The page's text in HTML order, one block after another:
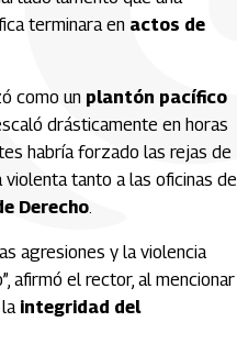
terminara en actos de
como un plantón pacífico
drásticamente en horas
habría forzado las rejas de
tanto a las oficinas de
Derecho.
agresiones y la violencia
afirmó el rector, al mencionar
integridad del